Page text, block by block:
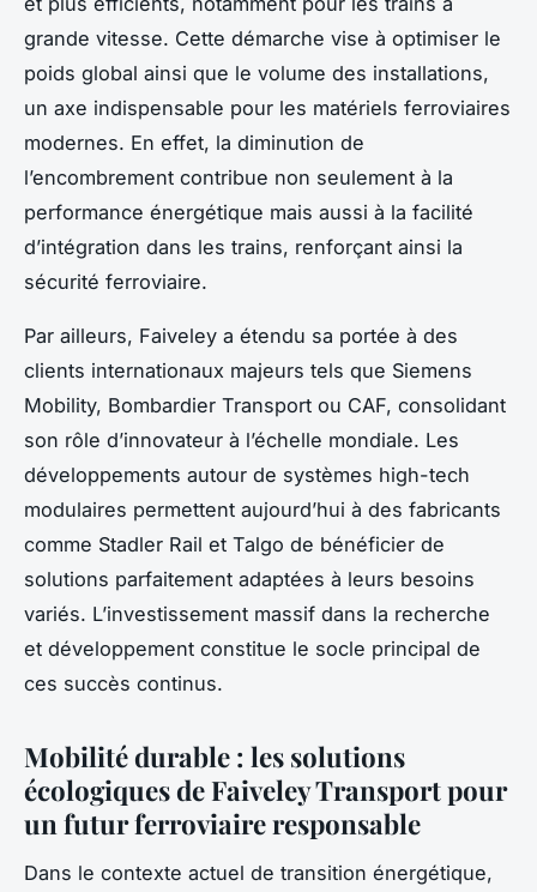
grande vitesse. Cette démarche vise à optimiser le
poids global ainsi que le volume des installations,
un axe indispensable pour les matériels ferroviaires
modernes. En effet, la diminution de
l’encombrement contribue non seulement à la
performance énergétique mais aussi à la facilité
d’intégration dans les trains, renforçant ainsi la
sécurité ferroviaire.
Par ailleurs, Faiveley a étendu sa portée à des
clients internationaux majeurs tels que Siemens
Mobility, Bombardier Transport ou CAF, consolidant
son rôle d’innovateur à l’échelle mondiale. Les
développements autour de systèmes high-tech
modulaires permettent aujourd’hui à des fabricants
comme Stadler Rail et Talgo de bénéficier de
solutions parfaitement adaptées à leurs besoins
variés. L’investissement massif dans la recherche
et développement constitue le socle principal de
ces succès continus.
Mobilité durable : les solutions
écologiques de Faiveley Transport pour
un futur ferroviaire responsable
Dans le contexte actuel de transition énergétique,